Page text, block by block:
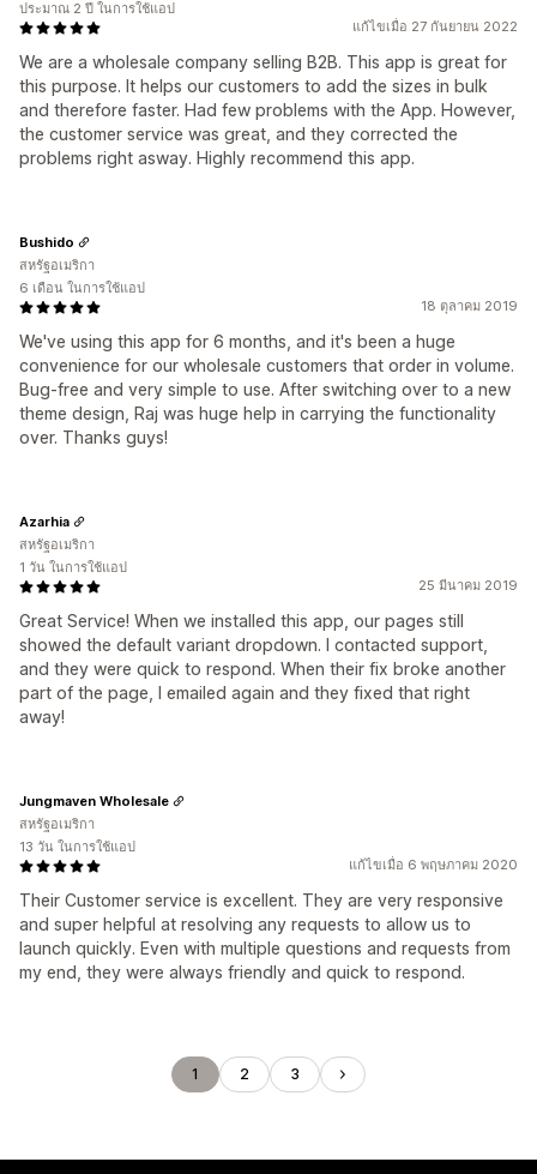
แก้ไขเมื่อ 27 กันยายน 2022
We are a wholesale company selling B2B. This app is great for
this purpose. It helps our customers to add the sizes in bulk
and therefore faster. Had few problems with the App. However,
the customer service was great, and they corrected the
problems right asway. Highly recommend this app.
ประมาณ 2 ปี ในการใช้แอป
18 ตุลาคม 2019
We've using this app for 6 months, and it's been a huge
convenience for our wholesale customers that order in volume.
Bug-free and very simple to use. After switching over to a new
theme design, Raj was huge help in carrying the functionality
over. Thanks guys!
Bushido
สหรัฐอเมริกา
6 เดือน ในการใช้แอป
25 มีนาคม 2019
Great Service! When we installed this app, our pages still
showed the default variant dropdown. I contacted support,
and they were quick to respond. When their fix broke another
part of the page, I emailed again and they fixed that right
away!
Azarhia
สหรัฐอเมริกา
1 วัน ในการใช้แอป
แก้ไขเมื่อ 6 พฤษภาคม 2020
Their Customer service is excellent. They are very responsive
and super helpful at resolving any requests to allow us to
launch quickly. Even with multiple questions and requests from
my end, they were always friendly and quick to respond.
Jungmaven Wholesale
สหรัฐอเมริกา
13 วัน ในการใช้แอป
1 2 3